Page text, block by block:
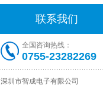
村田电感LQW18AN15NG00D
联系我们
全国咨询热线：
0755-23282269
深圳市智成电子有限公司